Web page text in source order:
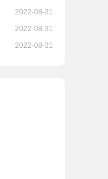
2022-08-31
2022-08-31
2022-08-31